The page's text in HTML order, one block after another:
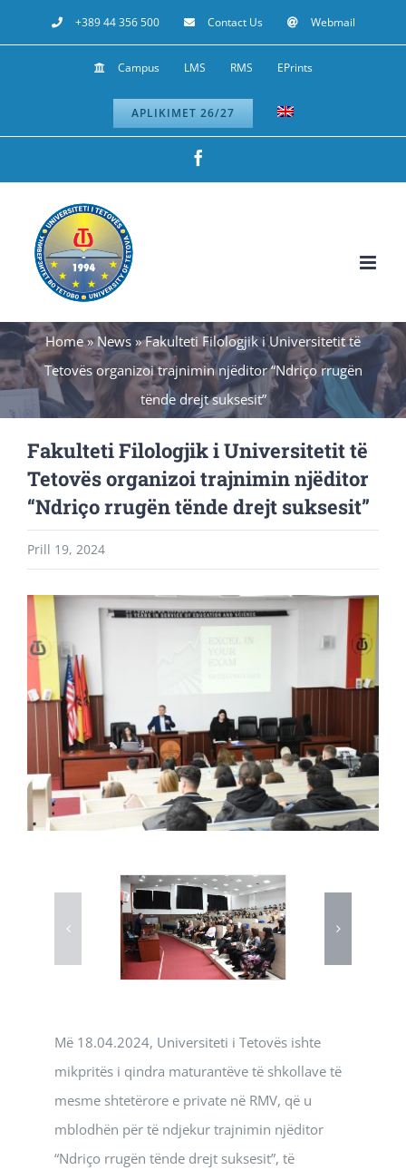
to
+389 44 356 500 Contact Us Webmail
Campus LMS RMS EPrints
APLIKIMET 26/27
Home»News »Fakulteti Filologjik i Universitetit të
Tetovës organizoi trajnimin njëditor “Ndriço rrugën
tënde drejt suksesit”
Fakulteti Filologjik i Universitetit të
Tetovës organizoi trajnimin njëditor
“Ndriço rrugën tënde drejt suksesit”
Prill 19, 2024
View
Larger
Image
Më 18.04.2024, Universiteti i Tetovës ishte
mikpritës i qindra maturantëve të shkollave të
mesme shtetërore e private në RMV, që u
mblodhën për të ndjekur trajnimin njëditor
“Ndriço rrugën tënde drejt suksesit”, të